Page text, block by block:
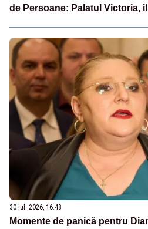
de Persoane: Palatul Victoria,
30 iul. 2026, 16:48
Momente de panică pentru